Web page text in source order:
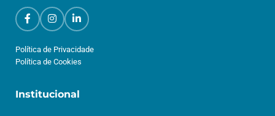
Política de Privacidade
Política de Cookies
Institucional